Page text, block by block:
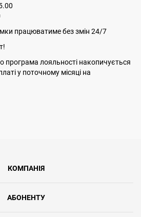
працюватиме без змін 24/7
програма лояльності накопичується
у поточному місяці на
КОМПАНІЯ
АБОНЕНТУ